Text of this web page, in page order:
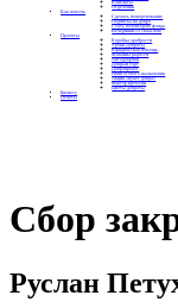
Контакты
Отделения
Как помочь
Сделать пожертвование
Подписка на добро
Стать волонтером фонда
Вечеринки со смыслом
Проекты
Коробка храбрости
Уроки Доброты
Юридическая помощь
Мамины радости
Автодобряки
Добрый торт
Добропробег
Няни особого назначения
Акция «Букет добра»
Фактор времени
Цветы доброты
Бизнесу
Отчеты
Сбор
Руслан